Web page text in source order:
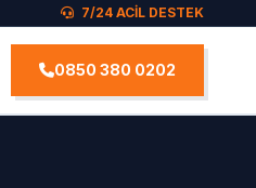
7/24 ACİL DESTEK
0850 380 0202